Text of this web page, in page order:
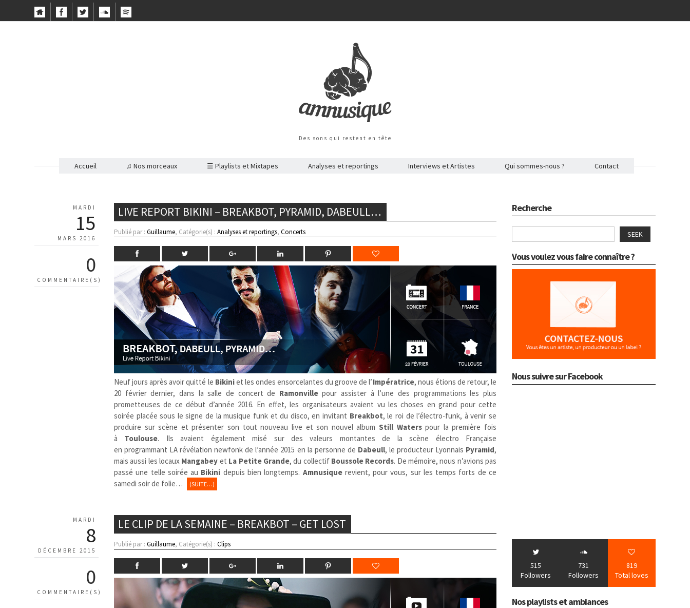
Des sons qui restent en tête
Accueil ♫ Nos morceaux ☰ Playlists et Mixtapes Analyses et reportings Interviews et Artistes Qui sommes-nous ? Contact
MARDI
15
MARS 2016
0
COMMENTAIRE(S)
LIVE REPORT BIKINI – BREAKBOT, PYRAMID, DABEULL…
Publié par :Guillaume, Catégorie(s) :Analyses et reportings,Concerts
Neuf jours après avoir quitté le Bikiniet les ondes ensorcelantes du groove de l’Impératrice, nous étions de retour, le
20 février dernier, dans la salle de concert de Ramonvillepour assister à l’une des programmations les plus
prometteuses de ce début d’année 2016. En effet, les organisateurs avaient vu les choses en grand pour cette
soirée placée sous le signe de la musique funk et du disco, en invitant Breakbot, le roi de l’électro-funk, à venir se
produire sur scène et présenter son tout nouveau live et son nouvel album Still Waterspour la première fois
à Toulouse. Ils avaient également misé sur des valeurs montantes de la scène électro Française
en programmant LA révélation newfonk de l’année 2015 en la personne de Dabeull, le producteur Lyonnais Pyramid,
mais aussi les locaux Mangabey et La Petite Grande, du collectif Boussole Records. De mémoire, nous n’avions pas
passé une telle soirée au Bikini depuis bien longtemps. Amnusiquerevient, pour vous, sur les temps forts de ce
samedi soir de folie…
(SUITE…)
MARDI
8
DÉCEMBRE 2015
0
COMMENTAIRE(S)
LE CLIP DE LA SEMAINE – BREAKBOT – GET LOST
Publié par :Guillaume, Catégorie(s) :Clips
Recherche
SEEK
Vous voulez vous faire connaître ?
Nous suivre sur Facebook
515
Followers
731
Followers
819
Total loves
Nos playlists et ambiances